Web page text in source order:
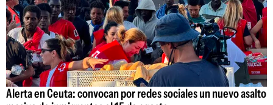
Alerta en Ceuta: convocan por redes sociales un nuevo asalto